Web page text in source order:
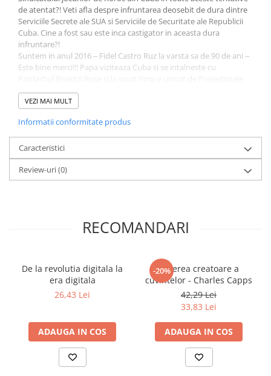
de atentat?! Veti afla despre infruntarea deosebit de dura dintre
Serviciile Secrete ale SUA si Serviciile de Securitate ale Republicii
Cuba. Cine a fost sau este inca castigator in aceasta dura
infruntare?!
Suntem in anul 2016 ‒ Fidel Castro Ruz la varsta sa de 90 de ani ‒
Este bine merci!!! Papa viziteaza Cuba si se intalneste cu
SUA Barak Obama. Cu zeci de ani in urma Fidel Castro spusese ca
urmatorul presedinte al SUA care va pune piciorul in Cuba va fi
fascinanta si deosebit de interesanta, un adevarat Bestseller!
VEZI MAI MULT
Informatii conformitate produs
Caracteristici
Review-uri(0)
RECOMANDARI
De la revolutia digitala la
era digitala
26,43 Lei
ADAUGA IN COS
-20%
Puterea creatoare a
cuvintelor - Charles Capps
42,29 Lei
33,83 Lei
ADAUGA IN COS